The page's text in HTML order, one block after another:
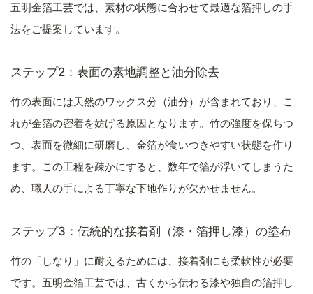
五明金箔工芸では、素材の状態に合わせて最適な箔押しの手
法をご提案しています。
ステップ2：表面の素地調整と油分除去
竹の表面には天然のワックス分（油分）が含まれており、こ
れが金箔の密着を妨げる原因となります。竹の強度を保ちつ
つ、表面を微細に研磨し、金箔が食いつきやすい状態を作り
ます。この工程を疎かにすると、数年で箔が浮いてしまうた
め、職人の手による丁寧な下地作りが欠かせません。
ステップ3：伝統的な接着剤（漆・箔押し漆）の塗布
竹の「しなり」に耐えるためには、接着剤にも柔軟性が必要
です。五明金箔工芸では、古くから伝わる漆や独自の箔押し